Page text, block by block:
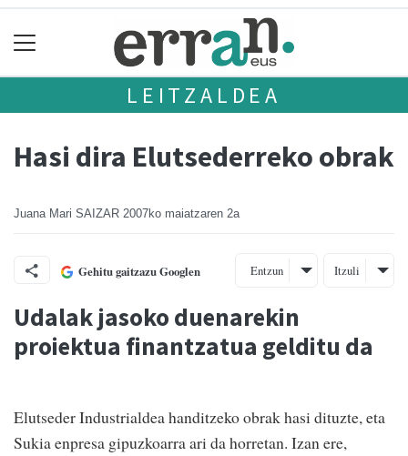
LEITZALDEA
Hasi dira Elutsederreko obrak
Juana Mari SAIZAR 2007ko maiatzaren 2a
Gehitu gaitzazu Googlen Entzun Itzuli
Udalak jasoko duenarekin
proiektua finantzatua gelditu da
Elutseder Industrialdea handitzeko obrak hasi dituzte, eta
Sukia enpresa gipuzkoarra ari da horretan. Izan ere,